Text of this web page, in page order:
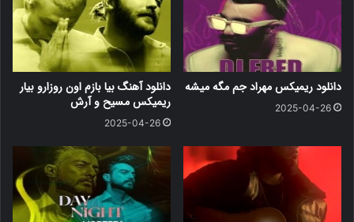
دانلود ریمیکس مهراد جم مگه میشه
2025-04-26
دانلود آهنگ بیا بازم اون روزارو بیار
ریمیکس مسیح و آرش
2025-04-26